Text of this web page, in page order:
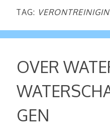
TAG:
OVER
GEN